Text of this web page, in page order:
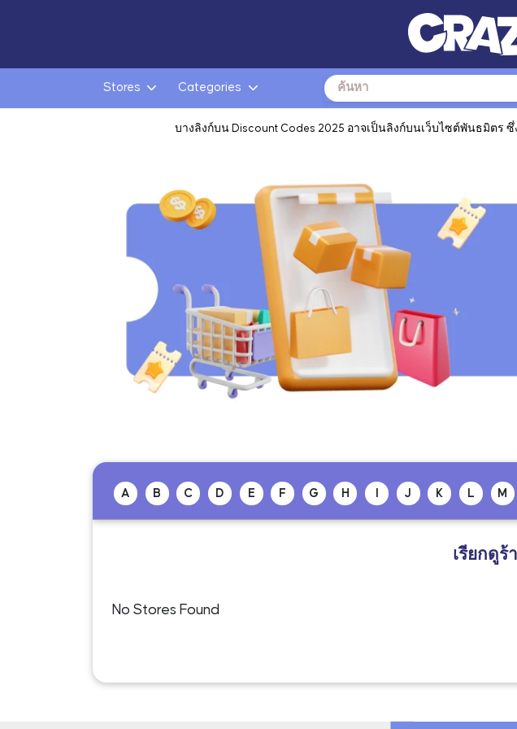
Stores Categories
Search
for:
บางลิงก์บน Discount Codes 2025 อาจเป็นลิงก์บนเว็บไซต์พันธมิต
A B C D E F G H J K L M
เรียกดูร้
No Stores Found